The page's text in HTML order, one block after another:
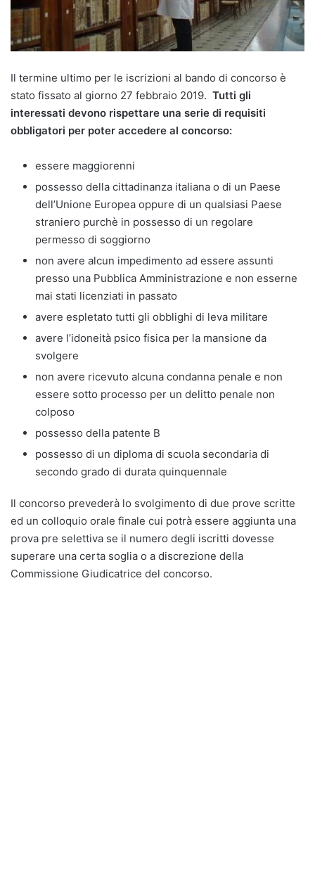
Il termine ultimo per le iscrizioni al bando di concorso è
stato fissato al giorno 27 febbraio 2019. Tutti gli
interessati devono rispettare una serie di requisiti
obbligatori per poter accedere al concorso:
essere maggiorenni
possesso della cittadinanza italiana o di un Paese
dell’Unione Europea oppure di un qualsiasi Paese
straniero purchè in possesso di un regolare
permesso di soggiorno
non avere alcun impedimento ad essere assunti
presso una Pubblica Amministrazione e non esserne
mai stati licenziati in passato
avere espletato tutti gli obblighi di leva militare
avere l’idoneità psico fisica per la mansione da
svolgere
non avere ricevuto alcuna condanna penale e non
essere sotto processo per un delitto penale non
colposo
possesso della patente B
possesso di un diploma di scuola secondaria di
secondo grado di durata quinquennale
Il concorso prevederà lo svolgimento di due prove scritte
ed un colloquio orale finale cui potrà essere aggiunta una
prova pre selettiva se il numero degli iscritti dovesse
superare una certa soglia o a discrezione della
Commissione Giudicatrice del concorso.